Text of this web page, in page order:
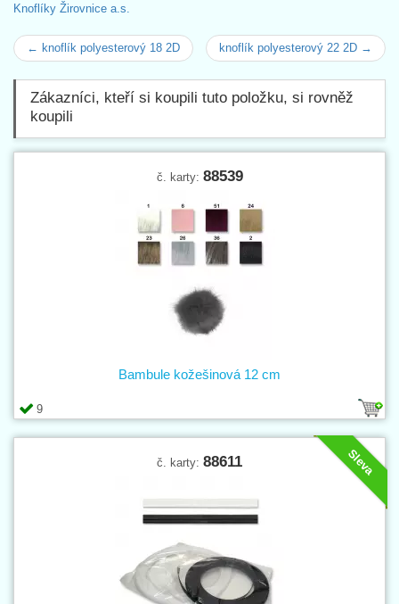
Knoflíky Žirovnice a.s.
← knoflík polyesterový 18 2D knoflík polyesterový 22 2D →
Zákazníci, kteří si koupili tuto položku, si rovněž
koupili
č. karty: 88539
9
Bambule kožešinová 12 cm
Sleva
č. karty: 88611